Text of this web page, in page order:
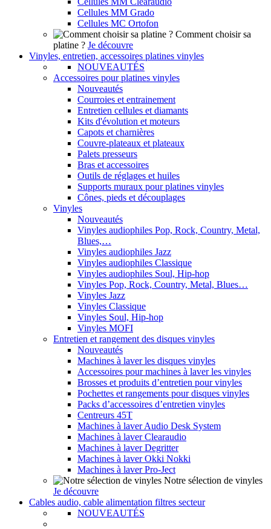
Cellules MM Grado
Cellules MC Ortofon
Comment choisir sa
platine ? Je découvre
Vinyles, entretien, accessoires platines vinyles
NOUVEAUTÉS
Accessoires pour platines vinyles
Nouveautés
Courroies et entrainement
Entretien cellules et diamants
Kits d'évolution et moteurs
Capots et charnières
Couvre-plateaux et plateaux
Palets presseurs
Bras et accessoires
Outils de réglages et huiles
Supports muraux pour platines vinyles
Cônes, pieds et découplages
Vinyles
Nouveautés
Vinyles audiophiles Pop, Rock, Country, Metal,
Blues,…
Vinyles audiophiles Jazz
Vinyles audiophiles Classique
Vinyles audiophiles Soul, Hip-hop
Vinyles Pop, Rock, Country, Metal, Blues…
Vinyles Jazz
Vinyles Classique
Vinyles Soul, Hip-hop
Vinyles MOFI
Entretien et rangement des disques vinyles
Nouveautés
Machines à laver les disques vinyles
Accessoires pour machines à laver les vinyles
Brosses et produits d’entretien pour vinyles
Pochettes et rangements pour disques vinyles
Packs d’accessoires d’entretien vinyles
Centreurs 45T
Machines à laver Audio Desk System
Machines à laver Clearaudio
Machines à laver Degritter
Machines à laver Okki Nokki
Machines à laver Pro-Ject
Notre sélection de vinyles
Je découvre
Cables audio, cable alimentation filtres secteur
NOUVEAUTÉS